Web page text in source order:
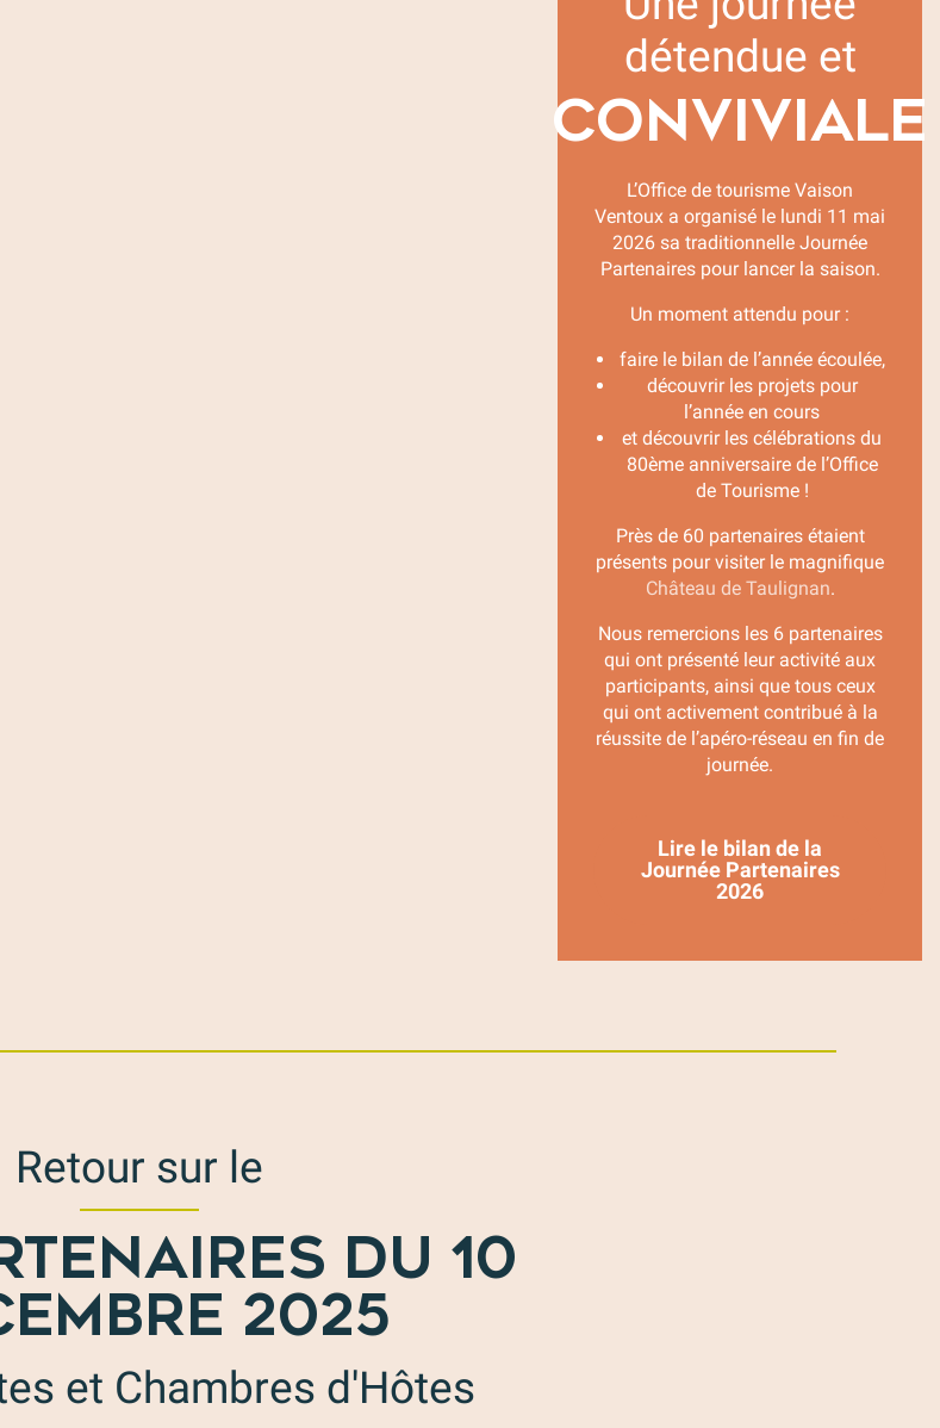
détendue et
CONVIVIALE
L’Office de tourisme Vaison
Ventoux a organisé le lundi 11 mai
2026 sa traditionnelle Journée
Partenaires pour lancer la saison.
Un moment attendu pour :
faire le bilan de l’année écoulée,
découvrir les projets pour
l’année en cours
et découvrir les célébrations du
80ème anniversaire de l’Office
de Tourisme !
Près de 60 partenaires étaient
présents pour visiter le magnifique
Château de Taulignan.
Nous remercions les 6 partenaires
qui ont présenté leur activité aux
participants, ainsi que tous ceux
qui ont activement contribué à la
réussite de l’apéro-réseau en fin de
journée.
Lire le bilan de la
Journée Partenaires
2026
Retour sur le
DU 10
2025
et Chambres d'Hôtes